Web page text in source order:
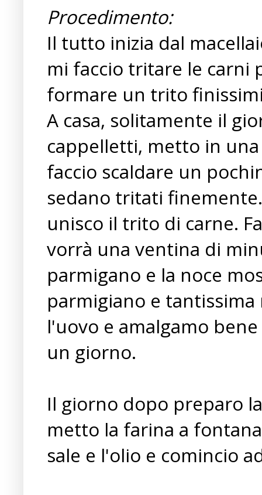
Procedimento:
Il tutto inizia dal
mi faccio tritare le
formare un trito
A casa, solitamente il
cappelletti, metto in
faccio scaldare un
sedano tritati
unisco il trito di carne.
vorrà una ventina di
parmigano e la noce
parmigiano e
l'uovo e amalgamo
un giorno.
Il giorno dopo preparo
metto la farina a
sale e l'olio e comincio